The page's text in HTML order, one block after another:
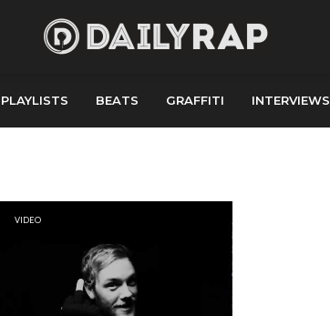
PLAYLISTS BEATS GRAFFITI INTERVIEWS
VIDEO